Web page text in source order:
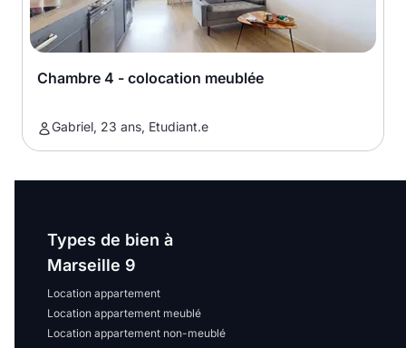
Chambre 4 - colocation meublée
Gabriel, 23 ans, Etudiant.e
Types de bien à
Marseille 9
Location appartement
Location appartement meublé
Location appartement non-meublé